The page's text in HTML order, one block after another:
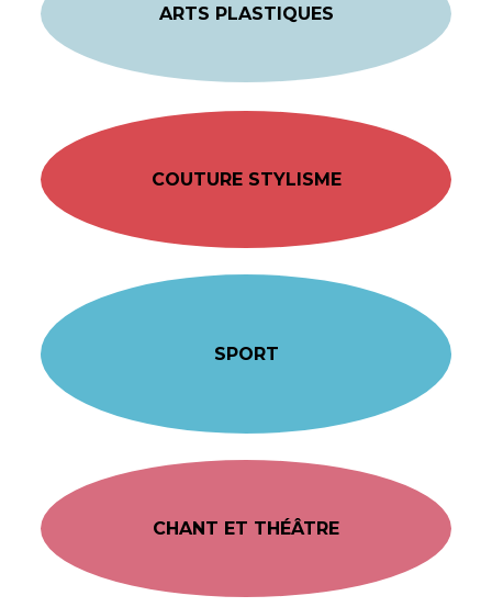
ARTS PLASTIQUES
COUTURE STYLISME
SPORT
CHANT ET THÉÂTRE